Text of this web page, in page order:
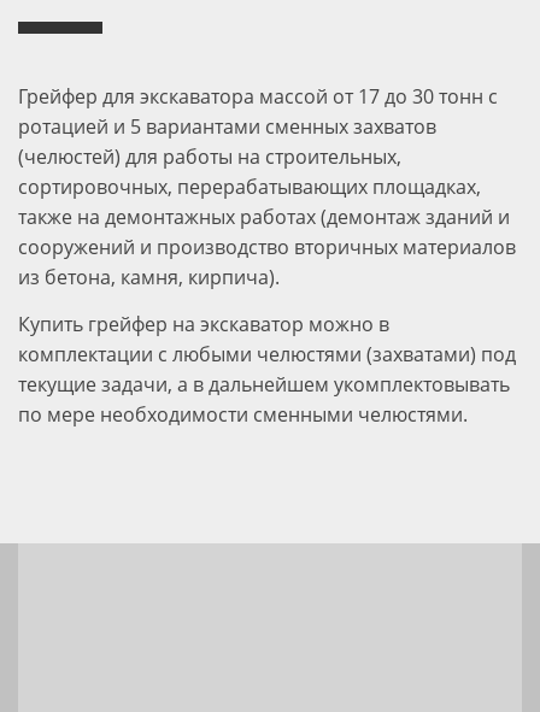
Грейфер для экскаватора массой от 17 до 30 тонн с
ротацией и 5 вариантами сменных захватов
(челюстей) для работы на строительных,
сортировочных, перерабатывающих площадках,
также на демонтажных работах (демонтаж зданий и
сооружений и производство вторичных материалов
из бетона, камня, кирпича).
Купить грейфер на экскаватор можно в
комплектации с любыми челюстями (захватами) под
текущие задачи, а в дальнейшем укомплектовывать
по мере необходимости сменными челюстями.